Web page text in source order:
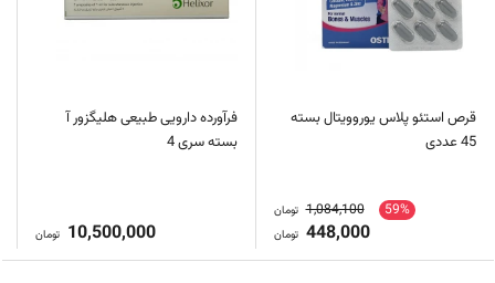
قرص استئو پلاس یوروویتال بسته
45 عددی
59%
1,084,100 تومان
448,000 تومان
فرآورده دارویی طبیعی هلیگزور آ
بسته سری 4
10,500,000 تومان